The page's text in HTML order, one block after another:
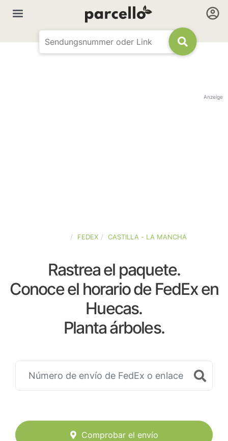
Anzeige
FEDEX CASTILLA - LA MANCHA
Rastrea el paquete.
Conoce el horario de FedEx en
Huecas.
Planta árboles.
Comprobar el envío